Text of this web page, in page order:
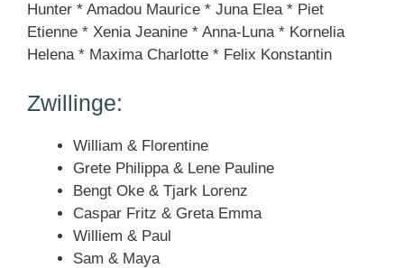
Hunter * Amadou Maurice * Juna Elea * Piet
Etienne * Xenia Jeanine * Anna-Luna * Kornelia
Helena * Maxima Charlotte * Felix Konstantin
Zwillinge:
William & Florentine
Grete Philippa & Lene Pauline
Bengt Oke & Tjark Lorenz
Caspar Fritz & Greta Emma
Williem & Paul
Sam & Maya